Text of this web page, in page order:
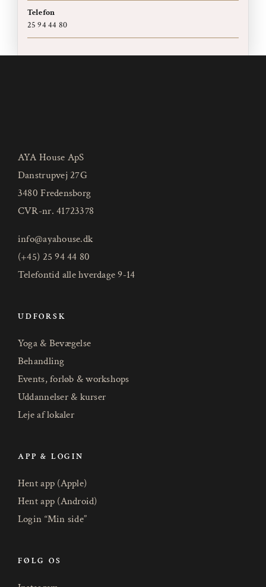
Telefon
25 94 44 80
AYA House ApS
Danstrupvej 27G
3480 Fredensborg
CVR-nr. 41723378
info@ayahouse.dk
(+45) 25 94 44 80
Telefontid alle hverdage 9-14
UDFORSK
Yoga & Bevægelse
Behandling
Events, forløb & workshops
Uddannelser & kurser
Leje af lokaler
APP & LOGIN
Hent app (Apple)
Hent app (Android)
Login “Min side”
FØLG OS